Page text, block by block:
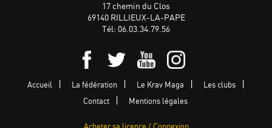
17 chemin du Clos
69140 RILLIEUX-LA-PAPE
Tél: 06.03.34.79.56
Accueil La fédération Le Krav Maga Les clubs
Contact Mentions légales